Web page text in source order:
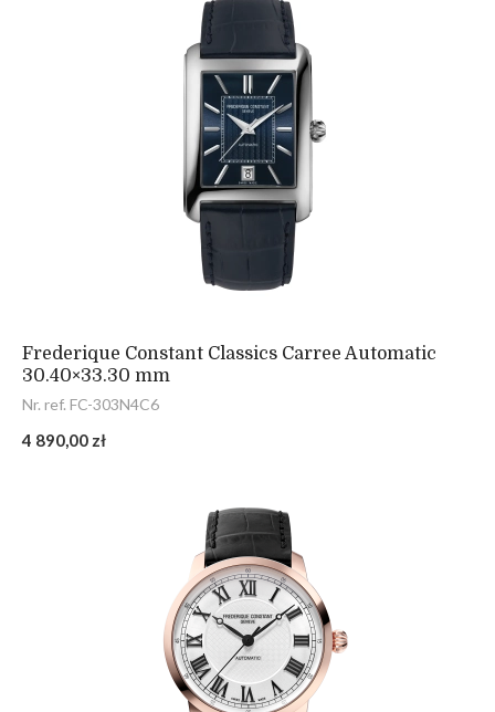
Frederique Constant Classics Carree Automatic
30.40×33.30 mm
Nr. ref. FC-303N4C6
4 890,00 zł